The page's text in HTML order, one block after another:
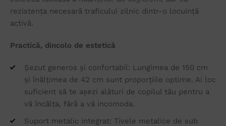
rezistența necesară traficului zilnic dintr-o locuință
activă.
Practică, dincolo de estetică
Șezut generos și confortabil: Lungimea de 150 cm
și înălțimea de 42 cm sunt proporțiile optime. Ai loc
suficient să te așezi alături de copilul tău pentru a
vă încălța, fără a vă incomoda.
Suport metalic integrat: Tivele metalice de sub